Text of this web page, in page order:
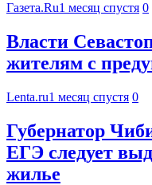
Газета.Ru1 месяц спустя 0
Власти
жителям с
Lenta.ru1 месяц спустя 0
Губернатор
ЕГЭ следует
жилье